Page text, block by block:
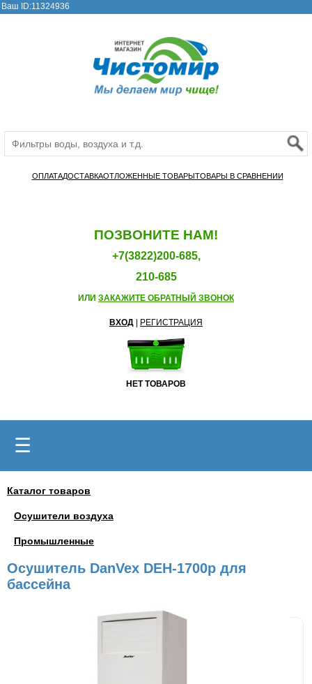
Ваш ID:11324936
ОПЛАТАДОСТАВКАОТЛОЖЕННЫЕ ТОВАРЫТОВАРЫ В СРАВНЕНИИ
ПОЗВОНИТЕ НАМ!
+7(3822)200-685,
210-685
ИЛИ ЗАКАЖИТЕ ОБРАТНЫЙ ЗВОНОК
ВХОД РЕГИСТРАЦИЯ
НЕТ ТОВАРОВ
☰
Каталог товаров
Осушители воздуха
Промышленные
Осушитель DanVex DEH-1700p для
бассейна